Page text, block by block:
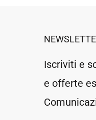
Iscriviti e
e offerte